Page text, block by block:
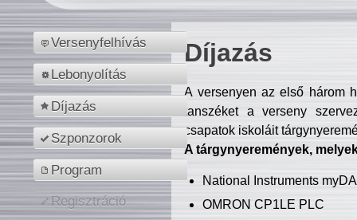
Versenyfelhívás
Lebonyolítás
Díjazás
Szponzorok
Program
Regisztráció
Díjazás
A versenyen az első három
tanszéket a verseny
csapatok iskoláit
A tárgynyeremények,
National Instruments
OMRON CP1LE PLC